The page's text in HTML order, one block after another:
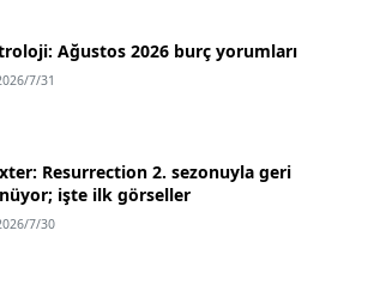
Ağustos 2026 burç yorumları
7/31
Resurrection 2. sezonuyla geri
işte ilk görseller
7/30